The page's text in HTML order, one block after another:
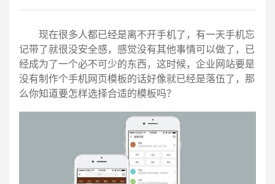
现在很多人都已经是离不开手机了，有一天手机忘
记带了就很没安全感，感觉没有其他事情可以做了，已
经成为了一个必不可少的东西，这时候，企业网站要是
没有制作个手机网页模板的话好像就已经是落伍了，那
么你知道要怎样选择合适的模板吗？